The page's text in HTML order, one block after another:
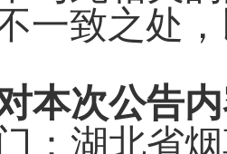
一致之处
本次公告
：湖北省